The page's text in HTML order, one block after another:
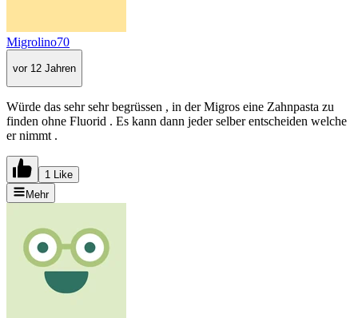
Migrolino70
vor 12 Jahren
Würde das sehr sehr begrüssen , in der Migros eine Zahnpasta zu
finden ohne Fluorid . Es kann dann jeder selber entscheiden welche
er nimmt .
1 Like
Mehr